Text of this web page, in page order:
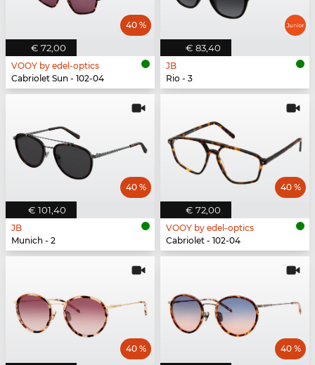
€ 72,00
40 %
VOOY by edel-optics
Cabriolet Sun - 102-04
€ 83,40
JB
Rio - 3
€ 101,40
40 %
JB
Munich - 2
€ 72,00
40 %
VOOY by edel-optics
Cabriolet - 102-04
40 % 40 %